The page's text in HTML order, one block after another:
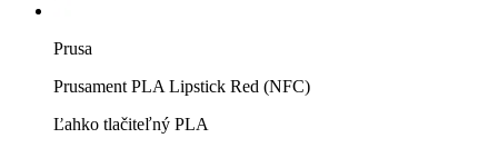
Prusa
Prusament PLA Lipstick Red (NFC)
Ľahko tlačiteľný PLA